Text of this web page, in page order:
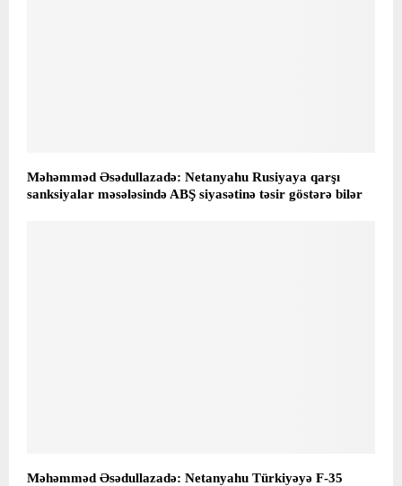
Məhəmməd Əsədullazadə: Netanyahu Rusiyaya qarşı
sanksiyalar məsələsində ABŞ siyasətinə təsir göstərə bilər
Məhəmməd Əsədullazadə: Netanyahu Türkiyəyə F-35